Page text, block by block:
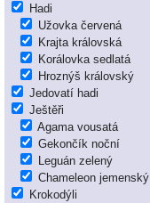
Hadi
Užovka červená
Krajta královská
Korálovka sedlatá
Hroznýš královský
Jedovatí hadi
Ještěři
Agama vousatá
Gekončík noční
Leguán zelený
Chameleon jemenský
Krokodýli